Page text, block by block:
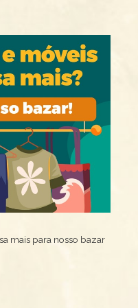
mais para nosso bazar